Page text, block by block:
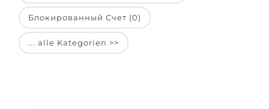
Блокированный Счет (0)
... alle Kategorien >>